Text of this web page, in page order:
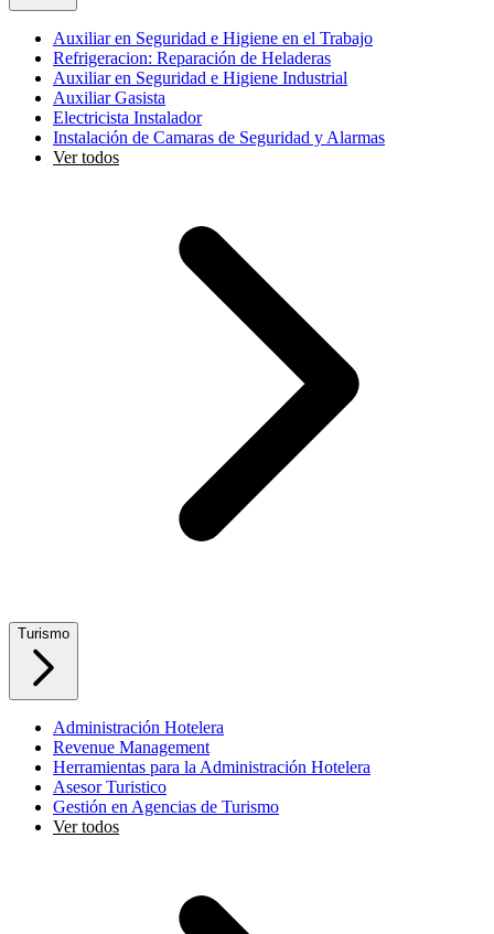
Auxiliar en Seguridad e Higiene en el Trabajo
Refrigeracion: Reparación de Heladeras
Auxiliar en Seguridad e Higiene Industrial
Auxiliar Gasista
Electricista Instalador
Instalación de Camaras de Seguridad y Alarmas
Ver todos
Turismo
Administración Hotelera
Revenue Management
Herramientas para la Administración Hotelera
Asesor Turistico
Gestión en Agencias de Turismo
Ver todos